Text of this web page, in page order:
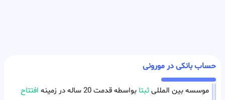
حساب بانکی در مورونی
موسسه بین المللیثبتا بواسطه قدمت 20 ساله در زمینه
افتتاح